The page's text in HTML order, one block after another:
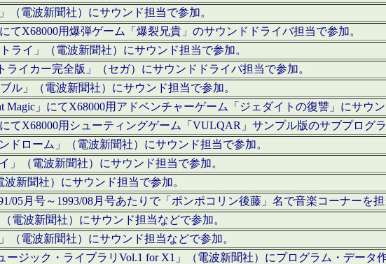
（電波新聞社）にサウンド担当で参加。
てX68000用爆弾ゲーム「爆裂兄貴」のサウンドドライバ担当で参加。
ライ」（電波新聞社）にサウンド担当で参加。
ライカー完全版」（セガ）にサウンドドライバ担当で参加。
ル」（電波新聞社）にサウンド担当で参加。
Magic」にてX68000用アドベンチャーゲーム「ジェダイトの復讐」にサウ
てX68000用シューティングゲーム「VULQAR」サンプル版のサブプログ
ドローム」（電波新聞社）にサウンド担当で参加。
」（電波新聞社）にサウンド担当で参加。
新聞社）にサウンド担当で参加。
05月号～1993/08月号あたりで「ポンポコリン後藤」名で音楽コーナーを
電波新聞社）にサウンド担当などで参加。
（電波新聞社）にサウンド担当などで参加。
ージック・ライブラリVol.1 for X1」（電波新聞社）にプログラム・データ